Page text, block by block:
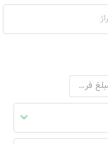
حداکثر مبلغ فروش